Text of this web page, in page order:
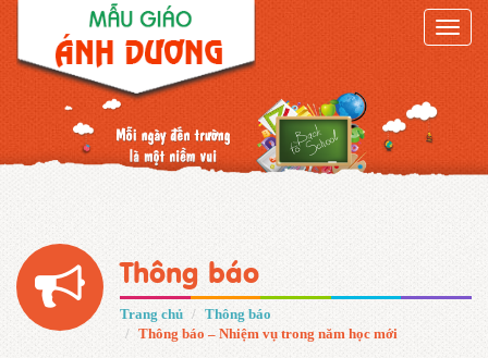
Toggle
Thông báo
Trang chủ
Thông báo
Thông báo – Nhiệm vụ trong năm học mới